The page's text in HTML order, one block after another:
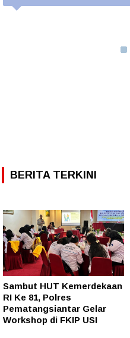
BERITA TERKINI
Sambut HUT Kemerdekaan
RI Ke 81, Polres
Pematangsiantar Gelar
Workshop di FKIP USI